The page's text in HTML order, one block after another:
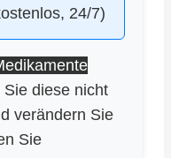
24/7)
diese nicht
verändern Sie
Sie